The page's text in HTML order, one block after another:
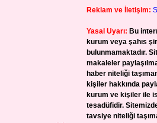
Reklam ve İletişim:
Yasal Uyarı: Bu
kurum veya şahıs
bulunmamaktadır.
makaleler
haber niteliği
kişiler hakkında
kurum ve kişiler ile
tesadüfidir.
tavsiye niteliği